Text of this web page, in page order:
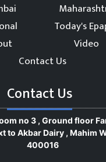
Today's
Video
Contact Us
Contact Us
no 3 , Ground floor
to Akbar Dairy , Mahim
400016